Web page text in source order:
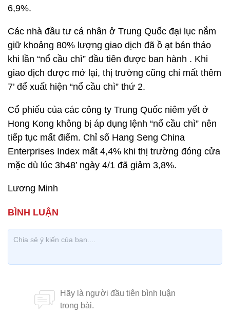
6,9%.
Các nhà đầu tư cá nhân ở Trung Quốc đại lục nắm
giữ khoảng 80% lượng giao dịch đã ồ ạt bán tháo
khi lần “nổ cầu chì” đầu tiên được ban hành . Khi
giao dịch được mở lại, thị trường cũng chỉ mất thêm
7’ để xuất hiện “nổ cầu chì” thứ 2.
Cổ phiếu của các công ty Trung Quốc niêm yết ở
Hong Kong không bị áp dụng lệnh “nổ cầu chì” nên
tiếp tục mất điểm. Chỉ số Hang Seng China
Enterprises Index mất 4,4% khi thị trường đóng cửa
mặc dù lúc 3h48’ ngày 4/1 đã giảm 3,8%.
Lương Minh